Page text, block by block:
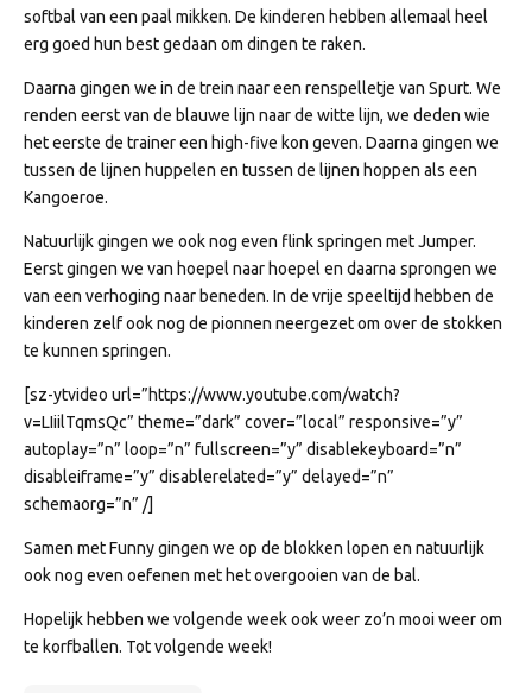
softbal van een paal mikken. De kinderen hebben allemaal heel
erg goed hun best gedaan om dingen te raken.
Daarna gingen we in de trein naar een renspelletje van Spurt. We
renden eerst van de blauwe lijn naar de witte lijn, we deden wie
het eerste de trainer een high-five kon geven. Daarna gingen we
tussen de lijnen huppelen en tussen de lijnen hoppen als een
Kangoeroe.
Natuurlijk gingen we ook nog even flink springen met Jumper.
Eerst gingen we van hoepel naar hoepel en daarna sprongen we
van een verhoging naar beneden. In de vrije speeltijd hebben de
kinderen zelf ook nog de pionnen neergezet om over de stokken
te kunnen springen.
[sz-ytvideo url=”https://www.youtube.com/watch?
v=LIiilTqmsQc” theme=”dark” cover=”local” responsive=”y”
autoplay=”n” loop=”n” fullscreen=”y” disablekeyboard=”n”
disableiframe=”y” disablerelated=”y” delayed=”n”
schemaorg=”n” /]
Samen met Funny gingen we op de blokken lopen en natuurlijk
ook nog even oefenen met het overgooien van de bal.
Hopelijk hebben we volgende week ook weer zo’n mooi weer om
te korfballen. Tot volgende week!